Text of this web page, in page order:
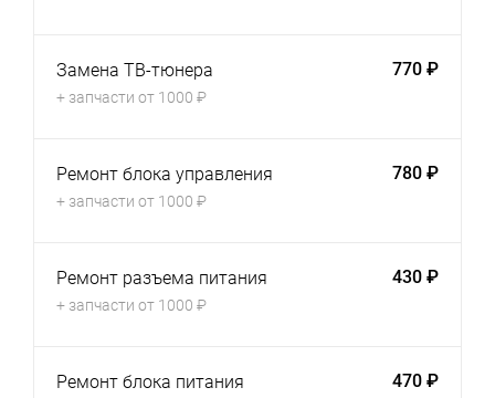
Замена ТВ-тюнера
+ запчасти от 1000 ₽
770 ₽
Ремонт блока управления
+ запчасти от 1000 ₽
780 ₽
Ремонт разъема питания
+ запчасти от 1000 ₽
430 ₽
Ремонт блока питания 470 ₽